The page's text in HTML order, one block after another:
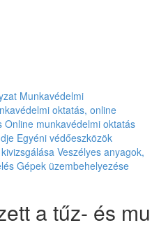
Munkavédelmi
oktatás, online
Online munkavédelmi oktatás
Egyéni védőeszközök
Veszélyes anyagok,
Gépek üzembehelyezése
a tűz- és